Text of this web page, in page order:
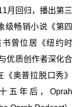
月回归，播出第三
级畅销小说《第四
曾位居《纽约时
优质创作者深化合
奥普拉脱口秀》
五年后，Oprah